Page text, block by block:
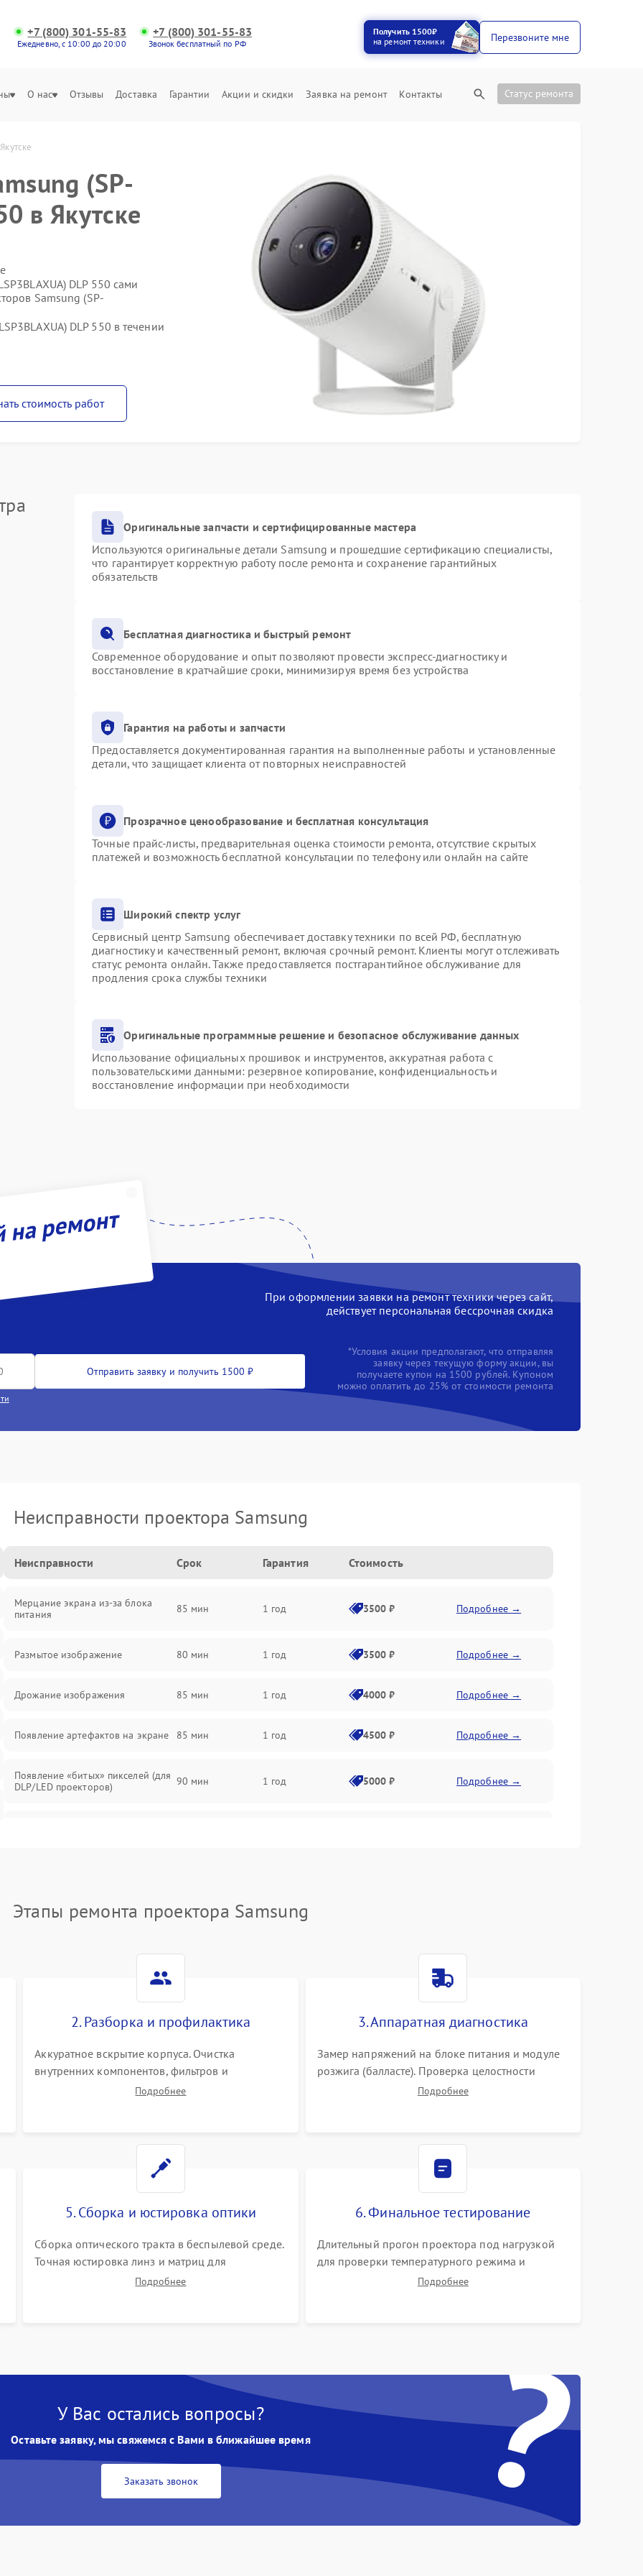
+7 (800) 301-55-83
Ежедневно, с 10:00 до 20:00
+7 (800) 301-55-83
Звонок бесплатный по РФ
Получить 1500₽
на ремонт техники
Перезвоните мне
О нас Отзывы Доставка Гарантии Акции и скидки Заявка на ремонт Контакты Статус ремонта
(SP-
в Якутске
DLP 550 сами
Samsung (SP-
DLP 550 в течении
стоимость работ
Оригинальные запчасти и сертифицированные мастера
Используются оригинальные детали Samsung и прошедшие сертификацию специалисты,
что гарантирует корректную работу после ремонта и сохранение гарантийных
обязательств
Бесплатная диагностика и быстрый ремонт
Современное оборудование и опыт позволяют провести экспресс-диагностику и
восстановление в кратчайшие сроки, минимизируя время без устройства
Гарантия на работы и запчасти
Предоставляется документированная гарантия на выполненные работы и установленные
детали, что защищает клиента от повторных неисправностей
Прозрачное ценообразование и бесплатная консультация
Точные прайс-листы, предварительная оценка стоимости ремонта, отсутствие скрытых
платежей и возможность бесплатной консультации по телефону или онлайн на сайте
Широкий спектр услуг
Сервисный центр Samsung обеспечивает доставку техники по всей РФ, бесплатную
диагностику и качественный ремонт, включая срочный ремонт. Клиенты могут отслеживать
статус ремонта онлайн. Также предоставляется постгарантийное обслуживание для
продления срока службы техники
Оригинальные программные решение и безопасное обслуживание данных
Использование официальных прошивок и инструментов, аккуратная работа с
пользовательскими данными: резервное копирование, конфиденциальность и
восстановление информации при необходимости
ремонт
При оформлении заявки на ремонт техники через сайт,
действует персональная бессрочная скидка
Отправить заявку и получить 1500 ₽
*Условия акции предполагают, что отправляя
заявку через текущую форму акции, вы
получаете купон на 1500 рублей. Купоном
можно оплатить до 25% от стоимости ремонта
Неисправности проектора Samsung
Неисправности Срок Гарантия Стоимость
Мерцание экрана из-за блока
питания
85 мин 1 год 3500 ₽ Подробнее →
Размытое изображение 80 мин 1 год 3500 ₽ Подробнее →
Дрожание изображения 85 мин 1 год 4000 ₽ Подробнее →
Появление артефактов на экране 85 мин 1 год 4500 ₽ Подробнее →
Появление «битых» пикселей (для
DLP/LED проекторов)
90 мин 1 год 5000 ₽ Подробнее →
коррекция трапеции (Keystone)
Проблемы с масштабированием
80 мин 3500 ₽ Подробнее →
Этапы ремонта проектора Samsung
2. Разборка и профилактика
Аккуратное вскрытие корпуса. Очистка
внутренних компонентов, фильтров и
вентиляторов от накопившейся пыли.
Подробнее
3. Аппаратная диагностика
Замер напряжений на блоке питания и модуле
розжига (балласте). Проверка целостности
цветового колеса (DLP) или поляризаторов (LCD).
Подробнее
5. Сборка и юстировка оптики
Сборка оптического тракта в беспылевой среде.
Точная юстировка линз и матриц для
правильного сведения цветов и устранения
Подробнее
6. Финальное тестирование
Длительный прогон проектора под нагрузкой
для проверки температурного режима и
отсутствия перегрева. Оценка фокуса,
Подробнее
?
У Вас остались вопросы?
Оставьте заявку, мы свяжемся с Вами в ближайшее время
Заказать звонок